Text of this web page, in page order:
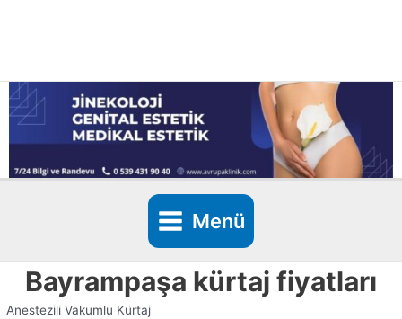
Menü
Bayrampaşa kürtaj fiyatları
Anestezili Vakumlu Kürtaj